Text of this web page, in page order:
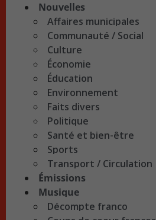
Nouvelles
Affaires municipales
Communauté / Social
Culture
Économie
Éducation
Environnement
Faits divers
Politique
Santé et bien-être
Sports
Transport / Circulation
Émissions
Musique
Décompte franco